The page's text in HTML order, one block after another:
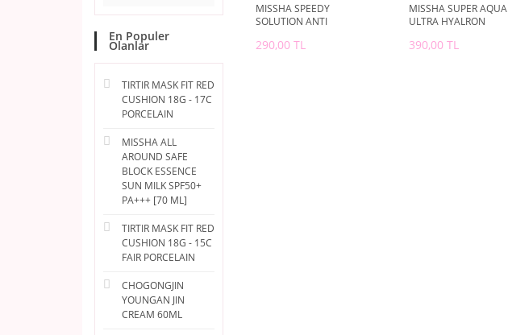
En Populer
Olanlar
TIRTIR MASK FIT RED
CUSHION 18G - 17C
PORCELAIN
MISSHA ALL
AROUND SAFE
BLOCK ESSENCE
SUN MILK SPF50+
PA+++ [70 ML]
TIRTIR MASK FIT RED
CUSHION 18G - 15C
FAIR PORCELAIN
CHOGONGJIN
YOUNGAN JIN
CREAM 60ML
MISSHA SPEEDY
SOLUTION ANTI
SHEETS
290,00 TL
MISSHA SUPER AQUA
ULTRA HYALRON
WIPES 30 WIPES
390,00 TL